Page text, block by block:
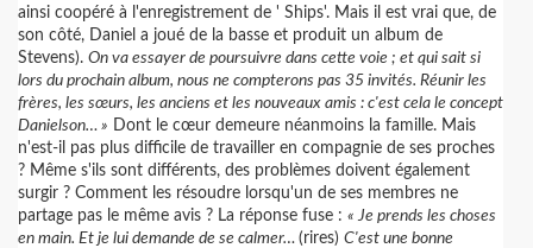
ainsi coopéré à l'enregistrement de ' Ships'. Mais il est vrai que, de
son côté, Daniel a joué de la basse et produit un album de
Stevens). On va essayer de poursuivre dans cette voie ; et qui sait si
lors du prochain album, nous ne compterons pas 35 invités. Réunir les
frères, les sœurs, les anciens et les nouveaux amis : c'est cela le concept
Danielson… » Dont le cœur demeure néanmoins la famille. Mais
n'est-il pas plus difficile de travailler en compagnie de ses proches
? Même s'ils sont différents, des problèmes doivent également
surgir ? Comment les résoudre lorsqu'un de ses membres ne
partage pas le même avis ? La réponse fuse : « Je prends les choses
en main. Et je lui demande de se calmer… (rires) C'est une bonne